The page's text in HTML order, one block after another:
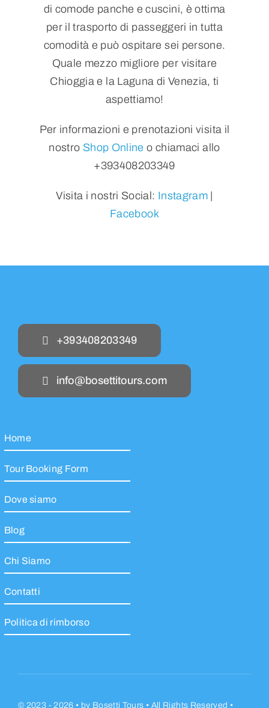
di comode panche e cuscini, è ottima
per il trasporto di passeggeri in tutta
comodità e può ospitare sei persone.
Quale mezzo migliore per visitare
Chioggia e la Laguna di Venezia, ti
aspettiamo!
Per informazioni e prenotazioni visita il
nostro Shop Online o chiamaci allo
+393408203349
Visita i nostri Social: Instagram |
Facebook
+393408203349
info@bosettitours.com
Home
Tour Booking Form
Dove siamo
Blog
Chi Siamo
Contatti
Politica di rimborso
© 2023 - 2026 • by Bosetti Tours • All Rights Reserved •